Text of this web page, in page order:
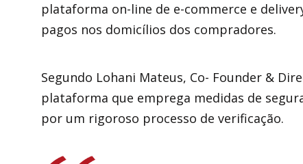
plataforma on-line de e-commerce e
pagos nos domicílios dos compradores.
Segundo Lohani Mateus, Co- Founder &
plataforma que emprega medidas de
por um rigoroso processo de verificação.